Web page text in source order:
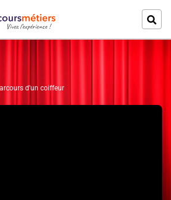
d'un coiffeur